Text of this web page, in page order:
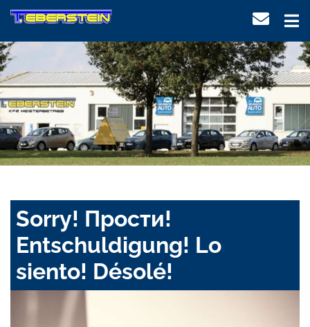
Sorry! Прости!
Entschuldigung! Lo
siento! Désolé!